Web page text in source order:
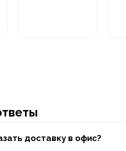
доставку в офис?